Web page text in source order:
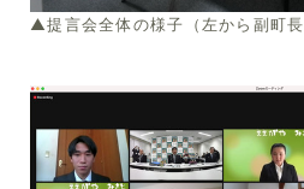
▲提言会全体の様子（左から副町長